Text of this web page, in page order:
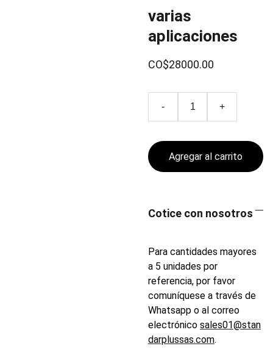
varias
aplicaciones
CO$28000.00
- +
Agregar al carrito
Cotice con nosotros
Para cantidades mayores
a 5 unidades por
referencia, por favor
comuníquese a través de
Whatsapp o al correo
electrónico sales01@stan
darplussas.com.